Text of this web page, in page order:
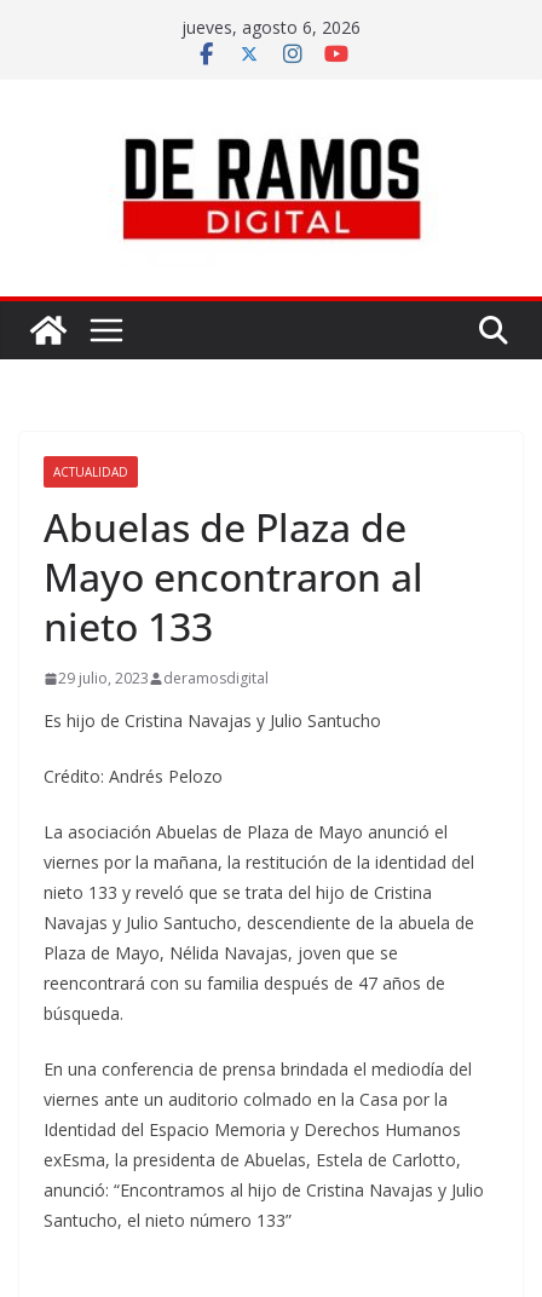
jueves, agosto 6, 2026
ACTUALIDAD
Abuelas de Plaza de
Mayo encontraron al
nieto 133
29 julio, 2023 deramosdigital
Es hijo de Cristina Navajas y Julio Santucho
Crédito: Andrés Pelozo
La asociación Abuelas de Plaza de Mayo anunció el
viernes por la mañana, la restitución de la identidad del
nieto 133 y reveló que se trata del hijo de Cristina
Navajas y Julio Santucho, descendiente de la abuela de
Plaza de Mayo, Nélida Navajas, joven que se
reencontrará con su familia después de 47 años de
búsqueda.
En una conferencia de prensa brindada el mediodía del
viernes ante un auditorio colmado en la Casa por la
Identidad del Espacio Memoria y Derechos Humanos
exEsma, la presidenta de Abuelas, Estela de Carlotto,
anunció: “Encontramos al hijo de Cristina Navajas y Julio
Santucho, el nieto número 133”